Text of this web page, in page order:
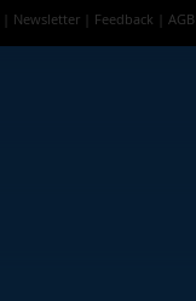
Newsletter Feedback AGB